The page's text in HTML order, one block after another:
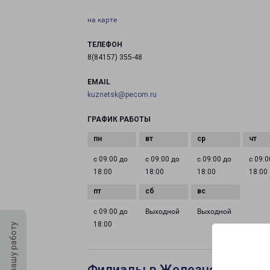
на карте
ТЕЛЕФОН
8(84157) 355-48
EMAIL
kuznetsk@pecom.ru
ГРАФИК РАБОТЫ
с 09:00 до
18:00
с 09:00 до
18:00
с 09:00 до
18:00
с
18:00
с 09:00 до
18:00
Выходной Выходной